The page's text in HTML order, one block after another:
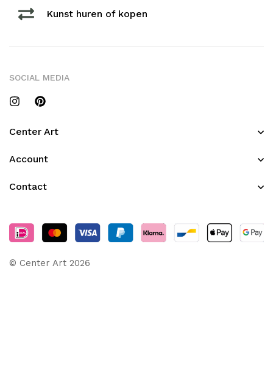
Kunst huren of kopen
Center Art
Account
Contact
SOCIAL MEDIA
© Center Art 2026